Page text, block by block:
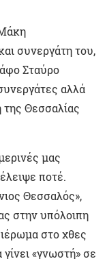
συνεργάτη του,
Σταύρο
αλλά
της Θεσσαλίας
μας
ποτέ.
Θεσσαλός»,
στην υπόλοιπη
στο χθες
«γνωστή» σε